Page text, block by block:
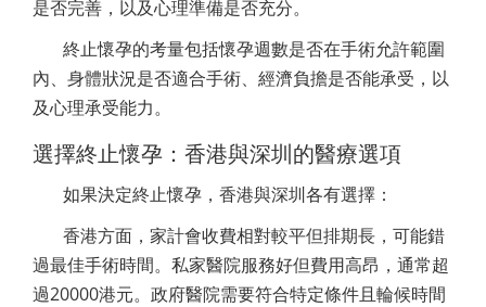
是否完善，以及心理準備是否充分。
終止懷孕的考量包括懷孕週數是否在手術允許範圍
內、身體狀況是否適合手術、經濟負擔是否能承受，以
及心理承受能力。
選擇終止懷孕：香港與深圳的醫療選項
如果決定終止懷孕，香港與深圳各有選擇：
香港方面，家計會收費相對較平但排期長，可能錯
過最佳手術時間。私家醫院服務好但費用高昂，通常超
過20000港元。政府醫院需要符合特定條件且輪候時間